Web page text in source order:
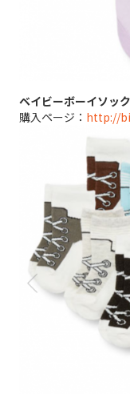
ベイビーボーイソッ
購入ページ： http://